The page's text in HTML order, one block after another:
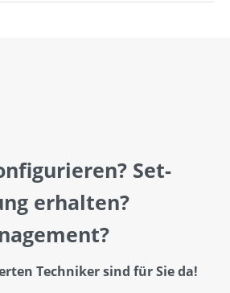
Set-
erhalten?
Techniker sind für Sie da!